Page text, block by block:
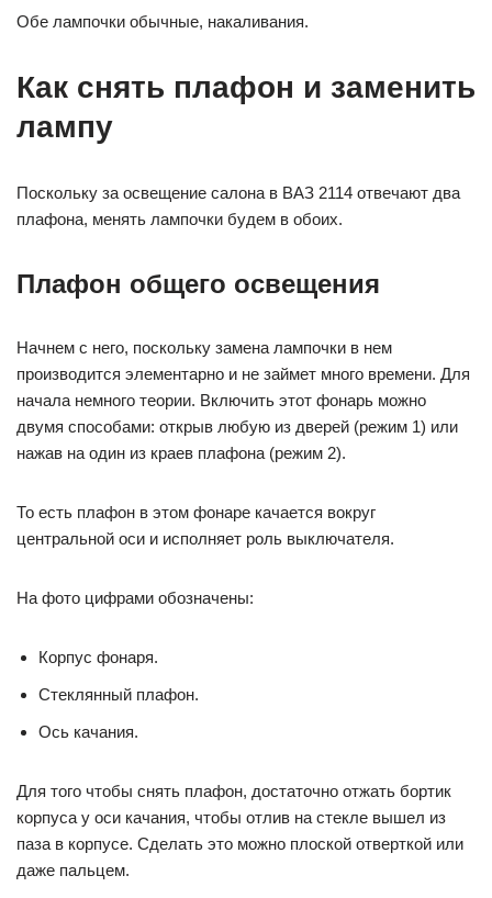
Обе лампочки обычные, накаливания.
Как снять плафон и заменить
лампу
Поскольку за освещение салона в ВАЗ 2114 отвечают два
плафона, менять лампочки будем в обоих.
Плафон общего освещения
Начнем с него, поскольку замена лампочки в нем
производится элементарно и не займет много времени. Для
начала немного теории. Включить этот фонарь можно
двумя способами: открыв любую из дверей (режим 1) или
нажав на один из краев плафона (режим 2).
То есть плафон в этом фонаре качается вокруг
центральной оси и исполняет роль выключателя.
На фото цифрами обозначены:
Корпус фонаря.
Стеклянный плафон.
Ось качания.
Для того чтобы снять плафон, достаточно отжать бортик
корпуса у оси качания, чтобы отлив на стекле вышел из
паза в корпусе. Сделать это можно плоской отверткой или
даже пальцем.